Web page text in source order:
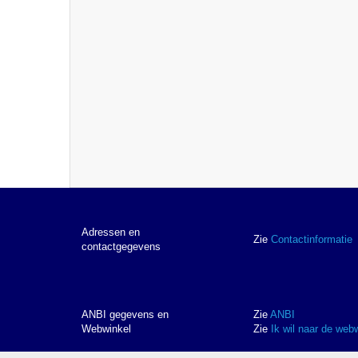
Adressen en
contactgegevens
Zie Contactinformatie
ANBI gegevens en
Webwinkel
Zie ANBI
Zie
Ik wil naar de